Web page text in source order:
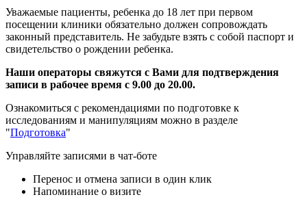
Уважаемые пациенты, ребенка до 18 лет при первом
посещении клиники обязательно должен сопровождать
законный представитель. Не забудьте взять с собой паспорт и
свидетельство о рождении ребенка.
Наши операторы свяжутся с Вами для подтверждения
записи в рабочее время с 9.00 до 20.00.
Ознакомиться с рекомендациями по подготовке к
исследованиям и манипуляциям можно в разделе
"Подготовка"
Управляйте записями в чат-боте
Перенос и отмена записи в один клик
Напоминание о визите